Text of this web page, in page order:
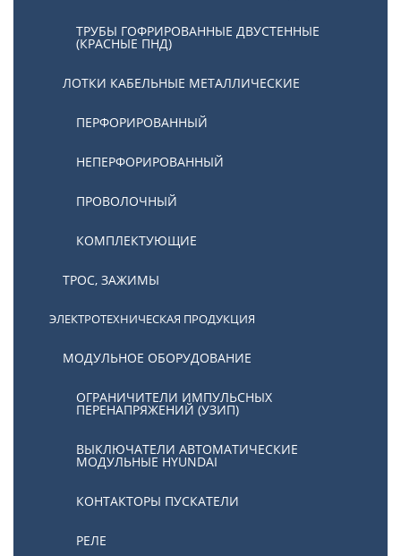
ТРУБЫ ГОФРИРОВАННЫЕ ДВУСТЕННЫЕ
(КРАСНЫЕ ПНД)
ЛОТКИ КАБЕЛЬНЫЕ МЕТАЛЛИЧЕСКИЕ
ПЕРФОРИРОВАННЫЙ
НЕПЕРФОРИРОВАННЫЙ
ПРОВОЛОЧНЫЙ
КОМПЛЕКТУЮЩИЕ
ТРОС, ЗАЖИМЫ
ЭЛЕКТРОТЕХНИЧЕСКАЯ ПРОДУКЦИЯ
МОДУЛЬНОЕ ОБОРУДОВАНИЕ
ОГРАНИЧИТЕЛИ ИМПУЛЬСНЫХ
ПЕРЕНАПРЯЖЕНИЙ (УЗИП)
ВЫКЛЮЧАТЕЛИ АВТОМАТИЧЕСКИЕ
МОДУЛЬНЫЕ HYUNDAI
КОНТАКТОРЫ ПУСКАТЕЛИ
РЕЛЕ